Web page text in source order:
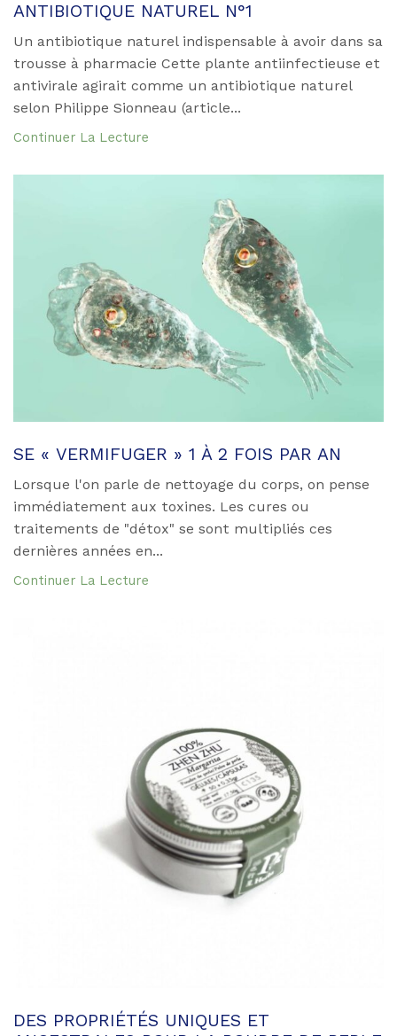
ANTIBIOTIQUE NATUREL N°1
Un antibiotique naturel indispensable à avoir dans sa
trousse à pharmacie Cette plante antiinfectieuse et
antivirale agirait comme un antibiotique naturel
selon Philippe Sionneau (article...
Continuer La Lecture
SE « VERMIFUGER » 1 À 2 FOIS PAR AN
Lorsque l'on parle de nettoyage du corps, on pense
immédiatement aux toxines. Les cures ou
traitements de "détox" se sont multipliés ces
dernières années en...
Continuer La Lecture
DES PROPRIÉTÉS UNIQUES ET